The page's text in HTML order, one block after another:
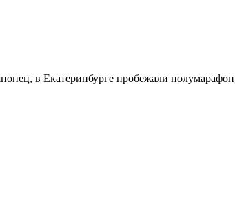
в Екатеринбурге пробежали